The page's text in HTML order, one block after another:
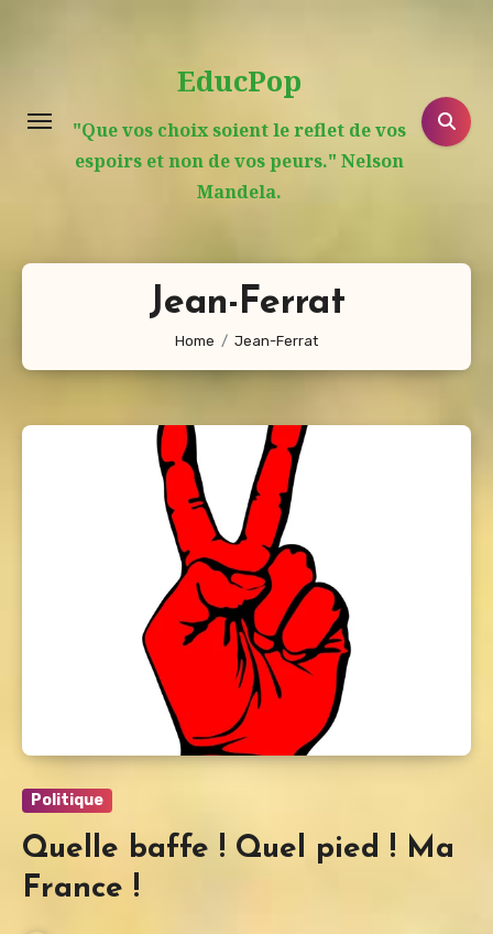
EducPop
"Que vos choix soient le reflet de vos
espoirs et non de vos peurs." Nelson
Mandela.
Jean-Ferrat
Home Jean-Ferrat
Politique
Quelle baffe ! Quel pied ! Ma
France !